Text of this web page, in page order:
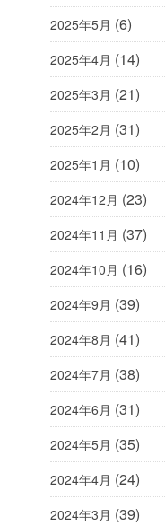
2025年5月 (6)
2025年4月 (14)
2025年3月 (21)
2025年2月 (31)
2025年1月 (10)
2024年12月 (23)
2024年11月 (37)
2024年10月 (16)
2024年9月 (39)
2024年8月 (41)
2024年7月 (38)
2024年6月 (31)
2024年5月 (35)
2024年4月 (24)
2024年3月 (39)